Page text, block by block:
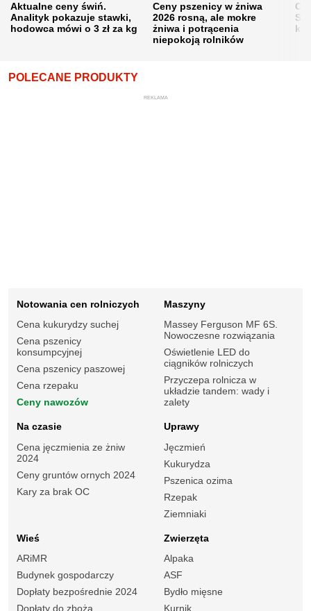
Aktualne ceny świń.
Analityk pokazuje stawki,
hodowca mówi o 3 zł za kg
Ceny pszenicy w żniwa
2026 rosną, ale mokre
żniwa i potrącenia
niepokoją rolników
POLECANE PRODUKTY
REKLAMA
Notowania cen rolniczych
Cena kukurydzy suchej
Cena pszenicy
konsumpcyjnej
Cena pszenicy paszowej
Cena rzepaku
Ceny nawozów
Maszyny
Massey Ferguson MF 6S.
Nowoczesne rozwiązania
Oświetlenie LED do
ciągników rolniczych
Przyczepa rolnicza w
układzie tandem: wady i
zalety
Na czasie
Cena jęczmienia ze żniw
2024
Ceny gruntów ornych 2024
Kary za brak OC
Uprawy
Jęczmień
Kukurydza
Pszenica ozima
Rzepak
Ziemniaki
Wieś
ARiMR
Budynek gospodarczy
Dopłaty bezpośrednie 2024
Dopłaty do zboża
Zwierzęta
Alpaka
ASF
Bydło mięsne
Kurnik